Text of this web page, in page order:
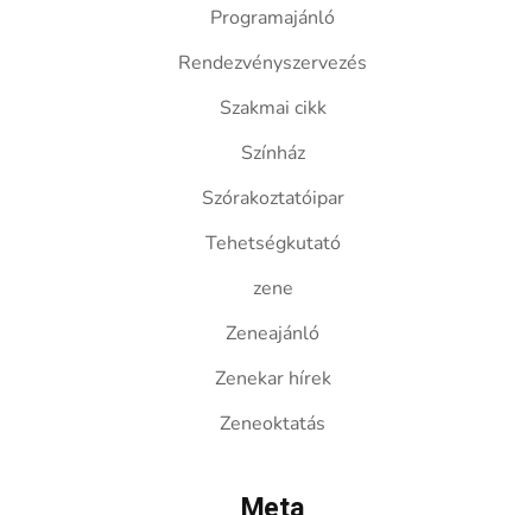
Programajánló
Rendezvényszervezés
Szakmai cikk
Színház
Szórakoztatóipar
Tehetségkutató
zene
Zeneajánló
Zenekar hírek
Zeneoktatás